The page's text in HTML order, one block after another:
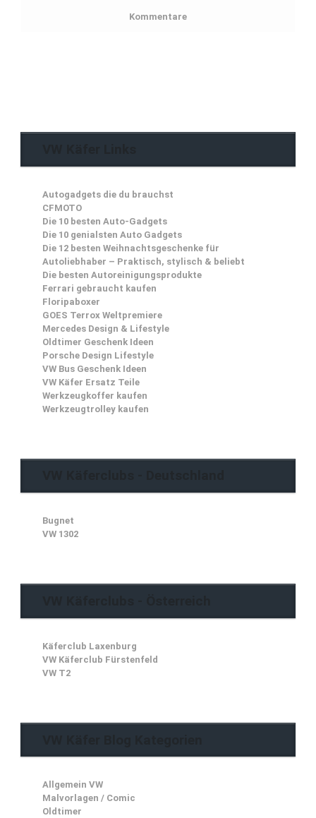
Kommentare
Autogadgets die du brauchst
CFMOTO
Die 10 besten Auto-Gadgets
Die 10 genialsten Auto Gadgets
Die 12 besten Weihnachtsgeschenke für
Autoliebhaber – Praktisch, stylisch & beliebt
Die besten Autoreinigungsprodukte
Ferrari gebraucht kaufen
Floripaboxer
GOES Terrox Weltpremiere
Mercedes Design & Lifestyle
Oldtimer Geschenk Ideen
Porsche Design Lifestyle
VW Bus Geschenk Ideen
VW Käfer Ersatz Teile
Werkzeugkoffer kaufen
Werkzeugtrolley kaufen
Bugnet
VW 1302
Käferclub Laxenburg
VW Käferclub Fürstenfeld
VW T2
Allgemein VW
Malvorlagen / Comic
Oldtimer